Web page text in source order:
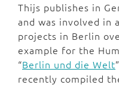
Thijs publishes in
and was involved in
projects in Berlin
example for the
“Berlin und die Welt
recently compiled